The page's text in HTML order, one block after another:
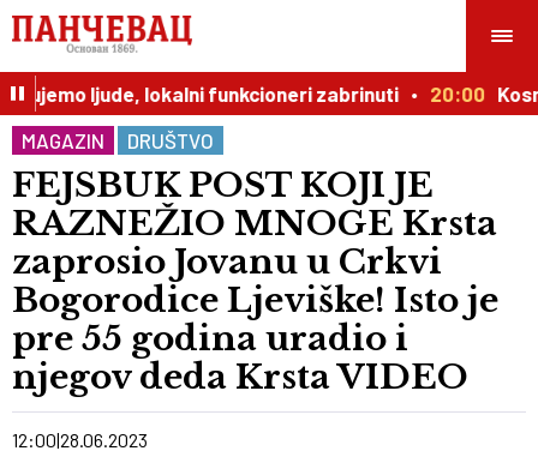
ljude, lokalni funkcioneri zabrinuti 20:00
MAGAZIN
DRUŠTVO
FEJSBUK POST KOJI JE
RAZNEŽIO MNOGE Krsta
zaprosio Jovanu u Crkvi
Bogorodice Ljeviške! Isto je
pre 55 godina uradio i
njegov deda Krsta VIDEO
12:00 28.06.2023